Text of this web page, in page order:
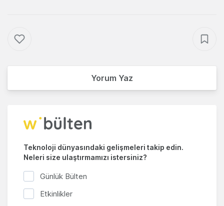
Yorum Yaz
Teknoloji dünyasındaki gelişmeleri takip edin.
Neleri size ulaştırmamızı istersiniz?
Günlük Bülten
Etkinlikler